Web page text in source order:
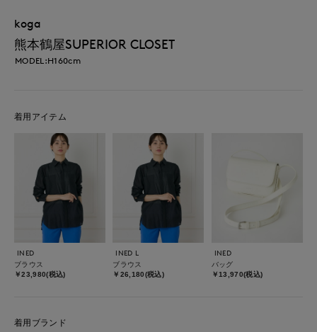
koga
熊本鶴屋SUPERIOR CLOSET
MODEL:H160cm
着用アイテム
INED
ブラウス
￥23,980(税込)
INED L
ブラウス
￥26,180(税込)
INED
バッグ
￥13,970(税込)
着用ブランド